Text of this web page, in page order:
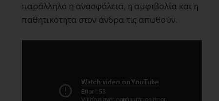
παράλληλα η ανασφάλεια, η αμφιβολία και η
παθητικότητα στον άνδρα τις απωθούν.